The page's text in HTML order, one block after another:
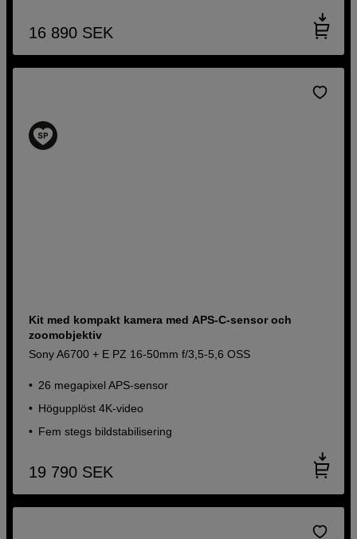
16 890 SEK
Kit med kompakt kamera med APS-C-sensor och
zoomobjektiv
Sony A6700 + E PZ 16-50mm f/3,5-5,6 OSS
26 megapixel APS-sensor
Högupplöst 4K-video
Fem stegs bildstabilisering
19 790 SEK